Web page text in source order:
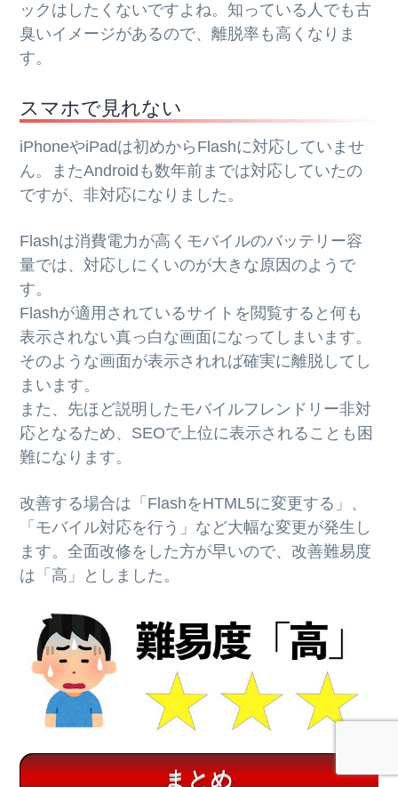
ックはしたくないですよね。知っている人でも古
臭いイメージがあるので、離脱率も高くなりま
す。
スマホで見れない
iPhoneやiPadは初めからFlashに対応していませ
ん。またAndroidも数年前までは対応していたの
ですが、非対応になりました。
Flashは消費電力が高くモバイルのバッテリー容
量では、対応しにくいのが大きな原因のようで
す。
Flashが適用されているサイトを閲覧すると何も
表示されない真っ白な画面になってしまいます。
そのような画面が表示されれば確実に離脱してし
まいます。
また、先ほど説明したモバイルフレンドリー非対
応となるため、SEOで上位に表示されることも困
難になります。
改善する場合は「FlashをHTML5に変更する」、
「モバイル対応を行う」など大幅な変更が発生し
ます。全面改修をした方が早いので、改善難易度
は「高」としました。
まとめ